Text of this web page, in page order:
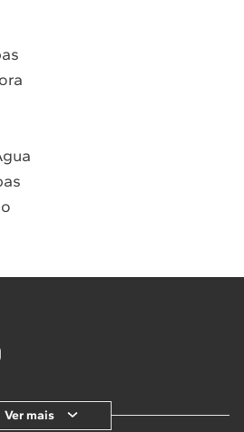
assistência técnica
Ver mais